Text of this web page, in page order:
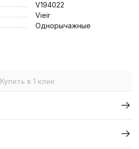
V194022
Vieir
Однорычажные
Купить в 1 клик